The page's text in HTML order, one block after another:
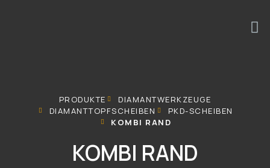
PRODUKTE
DIAMANTWERKZEUGE
DIAMANTTOPFSCHEIBEN
PKD-SCHEIBEN
KOMBI RAND​
KOMBI RAND